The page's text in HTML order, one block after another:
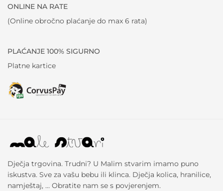
ONLINE NA RATE
(Online obročno plaćanje do max 6 rata)
PLAĆANJE 100% SIGURNO
Platne kartice
Dječja trgovina. Trudni? U Malim stvarim imamo puno
iskustva. Sve za vašu bebu ili klinca. Dječja kolica, hranilice,
namještaj, … Obratite nam se s povjerenjem.